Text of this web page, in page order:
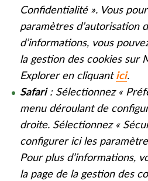
Confidentialité ». Vous
paramètres d’autorisation
d’informations, vous
la gestion des cookies sur
Explorer en cliquantici.
Safari: Sélectionnez «
menu déroulant de
droite. Sélectionnez «
configurer ici les
Pour plus d’informations,
la page de la gestion des